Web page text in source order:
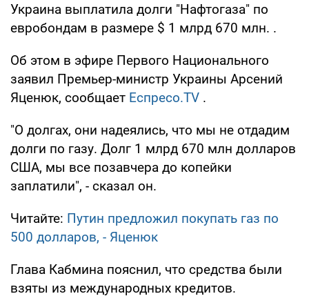
Украина выплатила долги "Нафтогаза" по
евробондам в размере $ 1 млрд 670 млн. .
Об этом в эфире Первого Национального
заявил Премьер-министр Украины Арсений
Яценюк, сообщает Еспресо.TV .
"О долгах, они надеялись, что мы не отдадим
долги по газу. Долг 1 млрд 670 млн долларов
США, мы все позавчера до копейки
заплатили", - сказал он.
Читайте: Путин предложил покупать газ по
500 долларов, - Яценюк
Глава Кабмина пояснил, что средства были
взяты из международных кредитов.